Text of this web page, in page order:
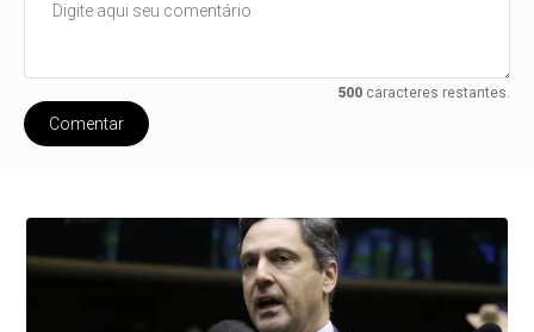
500caracteres restantes.
Comentar